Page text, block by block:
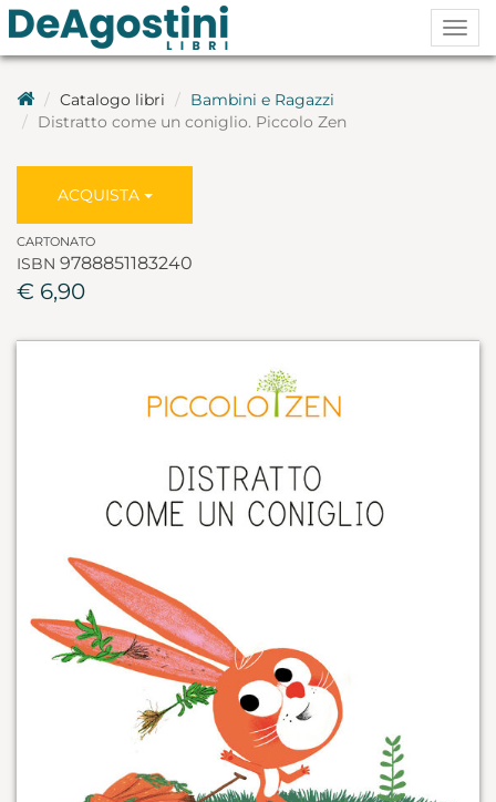
Catalogo libri
Bambini e Ragazzi
Distratto come un coniglio. Piccolo Zen
ACQUISTA
CARTONATO
ISBN 9788851183240
€ 6,90